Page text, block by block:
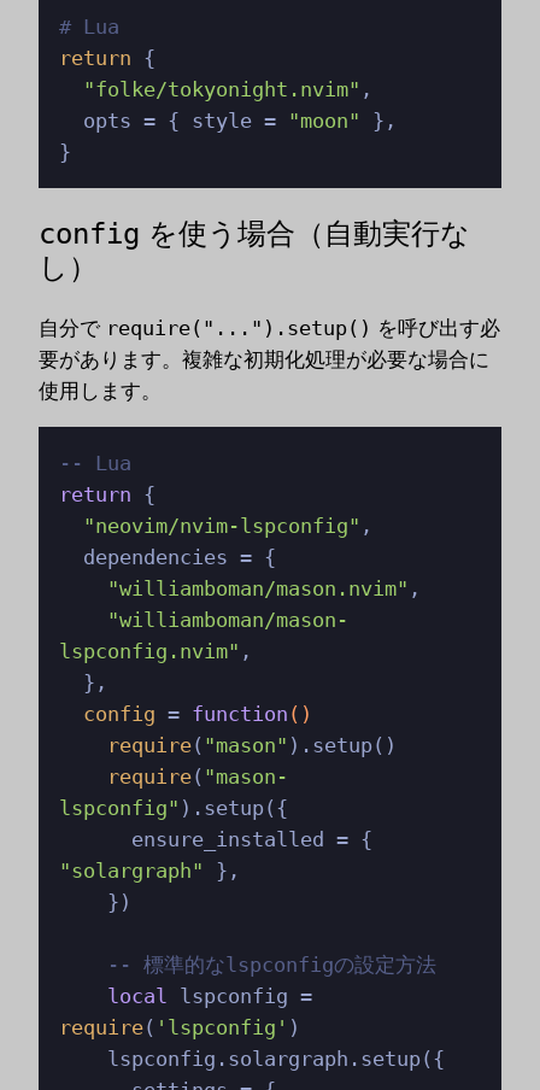
# Lua
return {
"folke/tokyonight.nvim" ,
  opts = { style =
"moon" },
}
config を使う場合（自動実行な
し）
自分で require("...").setup() を呼び出す必
要があります。複雑な初期化処理が必要な場合に
使用します。
-- Lua
return {
"neovim/nvim-lspconfig" ,
"williamboman/mason.nvim" ,
"williamboman/mason-
lspconfig.nvim" ,
config = function ()
require( "mason" ).setup()
require( "mason-
lspconfig" ).setup({
"solargraph" },
-- 標準的なlspconfigの設定方法
local
lspconfig =
require( 'lspconfig' )